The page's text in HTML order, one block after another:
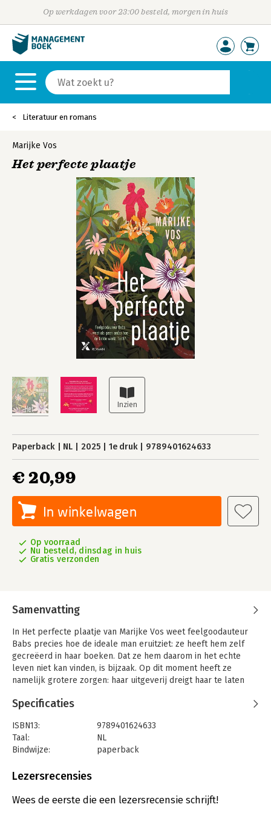
Op werkdagen voor 23:00 besteld, morgen in huis
Literatuur en romans
Marijke Vos
Het perfecte plaatje
Paperback NL 2025 1e druk 9789401624633
€ 20,99
In winkelwagen
Op voorraad
Nu besteld, dinsdag in huis
Gratis verzonden
Samenvatting
In Het perfecte plaatje van Marijke Vos weet feelgoodauteur
Babs precies hoe de ideale man eruitziet: ze heeft hem zelf
gecreëerd in haar boeken. Dat ze hem daarom in het echte
leven niet kan vinden, is bijzaak. Op dit moment heeft ze
namelijk grotere zorgen: haar uitgeverij dreigt haar te laten
bewerkstelligen heeft haar uitgever een spirituele
Babs heeft zo haar twijfels, maar als ze de samenwerking wil
redden heeft ze geen andere keuze dan haar koffer te pakken.
het lijf, precies zoals in haar boeken. Dat moet wel
Het perfecte plaatje is een heerlijke mix van humor, liefde en
Specificaties
ISBN13:
9789401624633
Taal:
NL
Bindwijze:
paperback
Uitgever:
Verschijningsdatum:
6-6-2025
Lezersrecensies
Wees de eerste die een lezersrecensie schrijft!